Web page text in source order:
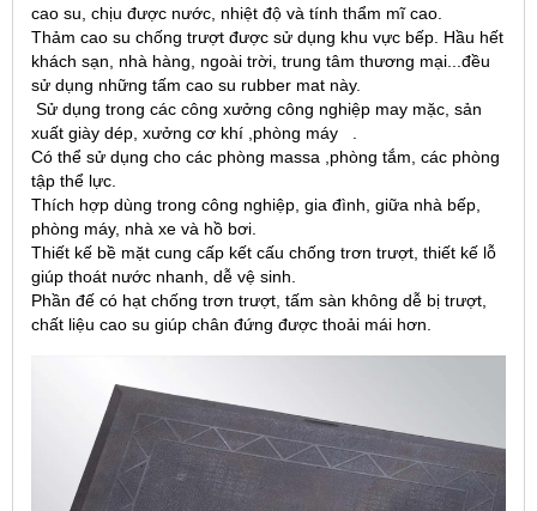
cao su, chịu được nước, nhiệt độ và tính thẩm mĩ cao.
Thảm cao su chống trượt được sử dụng khu vực bếp. Hầu hết
khách sạn, nhà hàng, ngoài trời, trung tâm thương mại...đều
sử dụng những tấm cao su rubber mat này.
Sử dụng trong các công xưởng công nghiệp may mặc, sản
xuất giày dép, xưởng cơ khí ,phòng máy .
Có thể sử dụng cho các phòng massa ,phòng tắm, các phòng
tập thể lực.
Thích hợp dùng trong công nghiệp, gia đình, giữa nhà bếp,
phòng máy, nhà xe và hồ bơi.
Thiết kế bề mặt cung cấp kết cấu chống trơn trượt, thiết kế lỗ
giúp thoát nước nhanh, dễ vệ sinh.
Phần đế có hạt chống trơn trượt, tấm sàn không dễ bị trượt,
chất liệu cao su giúp chân đứng được thoải mái hơn.